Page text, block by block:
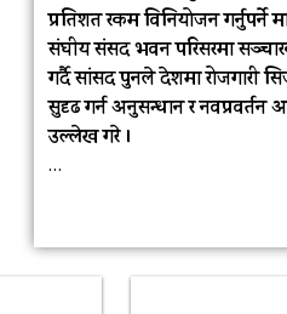
प्रतिशत रकम विनियोजन गर्नुपर्ने
संघीय संसद भवन परिसरमा
गर्दै सांसद पुनले देशमा रोजगारी
सुदृढ गर्न अनुसन्धान र नवप्रवर्तन
उल्लेख गरे ।
…